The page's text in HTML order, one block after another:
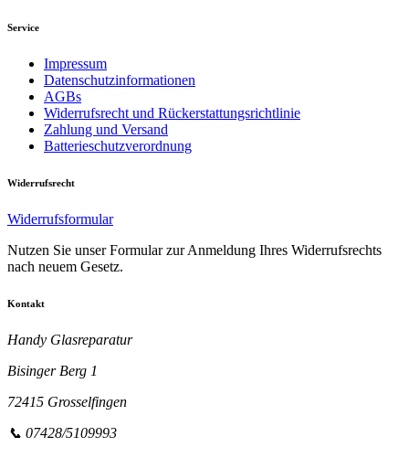
Service
Impressum
Datenschutzinformationen
AGBs
Widerrufsrecht und Rückerstattungsrichtlinie
Zahlung und Versand
Batterieschutzverordnung
Widerrufsrecht
Widerrufsformular
Nutzen Sie unser Formular zur Anmeldung Ihres Widerrufsrechts
nach neuem Gesetz.
Kontakt
Handy Glasreparatur
Bisinger Berg 1
72415 Grosselfingen
📞 07428/5109993